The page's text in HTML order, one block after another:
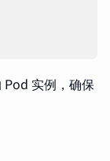
Pod 实例，确保